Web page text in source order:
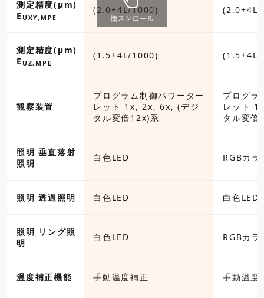
測定精度(µm)
E UXY,MPE
(2.0+4L/1000) (2.0+4L/
測定精度(µm)
E UZ,MPE
(1.5+4L/1000) (1.5+4L/
観察装置
プログラム制御パワーター
レット 1x, 2x, 6x, (デジ
タル変倍12x)系
プログラ
レット
タル変倍
照明 垂直落射
照明
白色LED RGBカラ
照明 透過照明 白色LED 白色LED
照明 リング照
明
白色LED RGBカラ
温度補正機能 手動温度補正 手動温度